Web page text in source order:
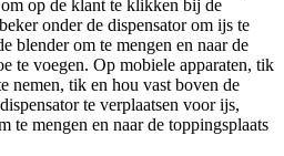
op de klant te klikken bij de
onder de dispensator om ijs te
blender om te mengen en naar de
te voegen. Op mobiele apparaten, tik
nemen, tik en hou vast boven de
te verplaatsen voor ijs,
te mengen en naar de toppingsplaats